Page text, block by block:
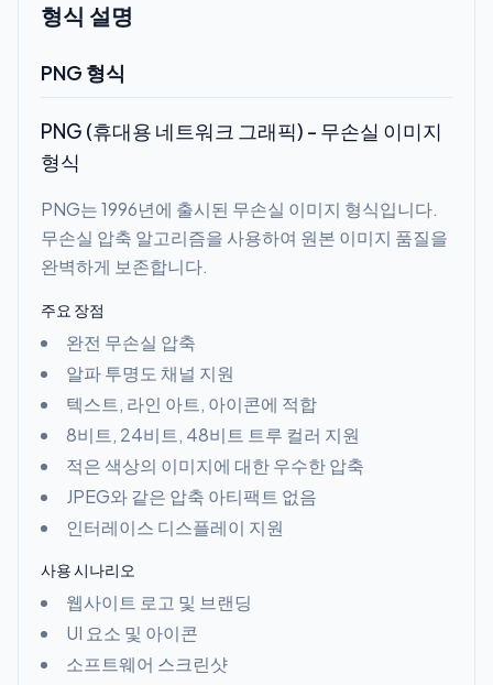
형식 설명
PNG 형식
PNG (휴대용 네트워크 그래픽) - 무손실 이미지
형식
PNG는 1996년에 출시된 무손실 이미지 형식입니다.
무손실 압축 알고리즘을 사용하여 원본 이미지 품질을
완벽하게 보존합니다.
주요 장점
완전 무손실 압축
알파 투명도 채널 지원
텍스트, 라인 아트, 아이콘에 적합
8비트, 24비트, 48비트 트루 컬러 지원
적은 색상의 이미지에 대한 우수한 압축
JPEG와 같은 압축 아티팩트 없음
인터레이스 디스플레이 지원
사용 시나리오
웹사이트 로고 및 브랜딩
UI 요소 및 아이콘
소프트웨어 스크린샷